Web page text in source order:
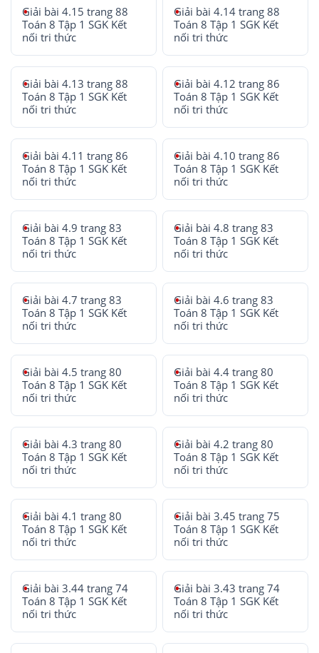
Giải bài 4.15 trang 88
Toán 8 Tập 1 SGK Kết
nối tri thức
Giải bài 4.14 trang 88
Toán 8 Tập 1 SGK Kết
nối tri thức
Giải bài 4.13 trang 88
Toán 8 Tập 1 SGK Kết
nối tri thức
Giải bài 4.12 trang 86
Toán 8 Tập 1 SGK Kết
nối tri thức
Giải bài 4.11 trang 86
Toán 8 Tập 1 SGK Kết
nối tri thức
Giải bài 4.10 trang 86
Toán 8 Tập 1 SGK Kết
nối tri thức
Giải bài 4.9 trang 83
Toán 8 Tập 1 SGK Kết
nối tri thức
Giải bài 4.8 trang 83
Toán 8 Tập 1 SGK Kết
nối tri thức
Giải bài 4.7 trang 83
Toán 8 Tập 1 SGK Kết
nối tri thức
Giải bài 4.6 trang 83
Toán 8 Tập 1 SGK Kết
nối tri thức
Giải bài 4.5 trang 80
Toán 8 Tập 1 SGK Kết
nối tri thức
Giải bài 4.4 trang 80
Toán 8 Tập 1 SGK Kết
nối tri thức
Giải bài 4.3 trang 80
Toán 8 Tập 1 SGK Kết
nối tri thức
Giải bài 4.2 trang 80
Toán 8 Tập 1 SGK Kết
nối tri thức
Giải bài 4.1 trang 80
Toán 8 Tập 1 SGK Kết
nối tri thức
Giải bài 3.45 trang 75
Toán 8 Tập 1 SGK Kết
nối tri thức
Giải bài 3.44 trang 74
Toán 8 Tập 1 SGK Kết
nối tri thức
Giải bài 3.43 trang 74
Toán 8 Tập 1 SGK Kết
nối tri thức